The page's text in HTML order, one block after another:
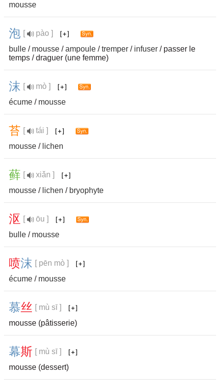
mousse
泡 [
pào ]
bulle / mousse /ampoule /tremper / infuser / passer le
temps / draguer (une femme)
沫 [
mò ]
écume / mousse
苔 [
tái ]
mousse / lichen
藓 [
xiǎn ]
mousse / lichen / bryophyte
沤 [
ōu ]
bulle / mousse
喷沫 [ pēn mò ]
écume / mousse
慕丝 [ mù sī ]
mousse (pâtisserie)
幕斯 [ mù sī ]
mousse (dessert)